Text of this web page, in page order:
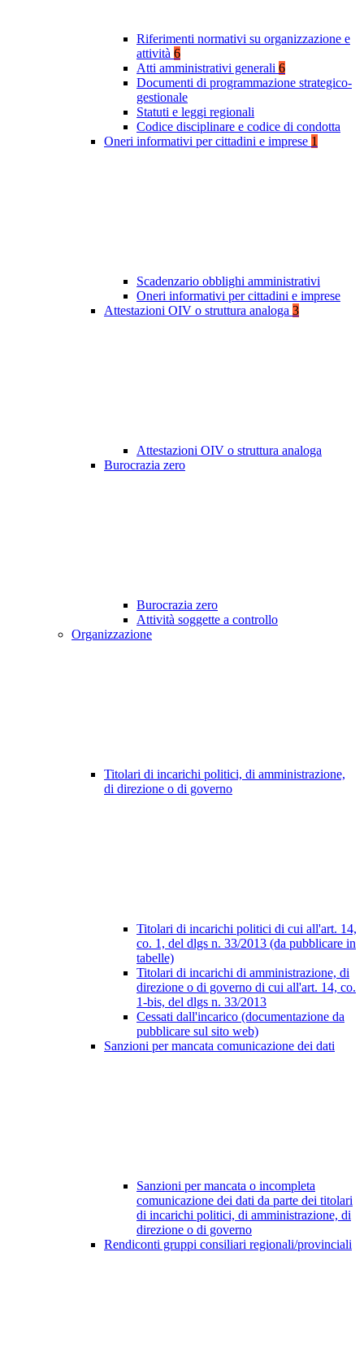
Riferimenti normativi su organizzazione e
attività 6
Atti amministrativi generali 6
Documenti di programmazione strategico-
gestionale
Statuti e leggi regionali
Codice disciplinare e codice di condotta
Oneri informativi per cittadini e imprese 1
Scadenzario obblighi amministrativi
Oneri informativi per cittadini e imprese
Attestazioni OIV o struttura analoga 3
Attestazioni OIV o struttura analoga
Burocrazia zero
Burocrazia zero
Attività soggette a controllo
Organizzazione
Titolari di incarichi politici, di amministrazione,
di direzione o di governo
Titolari di incarichi politici di cui all'art. 14,
co. 1, del dlgs n. 33/2013 (da pubblicare in
tabelle)
Titolari di incarichi di amministrazione, di
direzione o di governo di cui all'art. 14, co.
1-bis, del dlgs n. 33/2013
Cessati dall'incarico (documentazione da
pubblicare sul sito web)
Sanzioni per mancata comunicazione dei dati
Sanzioni per mancata o incompleta
comunicazione dei dati da parte dei titolari
di incarichi politici, di amministrazione, di
direzione o di governo
Rendiconti gruppi consiliari regionali/provinciali